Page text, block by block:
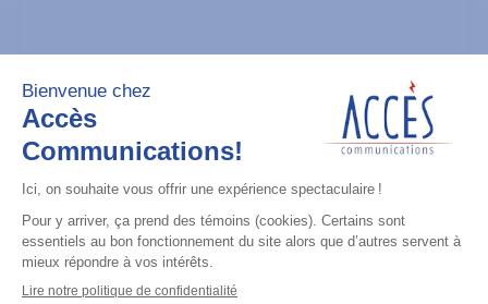
Radios mobiles
CM300D (UHF 403-470M) 99 CH 25W,
Analogue
Ajouter à la liste